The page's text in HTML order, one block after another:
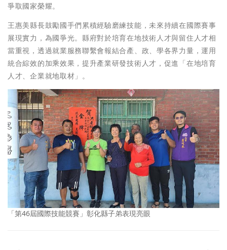
爭取國家榮耀。
王惠美縣長鼓勵國手們累積經驗磨練技能，未來持續在國際賽事
展現實力，為國爭光。縣府對於培育在地技術人才與留住人才相
當重視，透過就業服務聯繫會報結合產、政、學各界力量，運用
統合綜效的加乘效果，提升產業研發技術人才，促進「在地培育
人才、企業就地取材」。
「第46屆國際技能競賽」彰化縣子弟表現亮眼